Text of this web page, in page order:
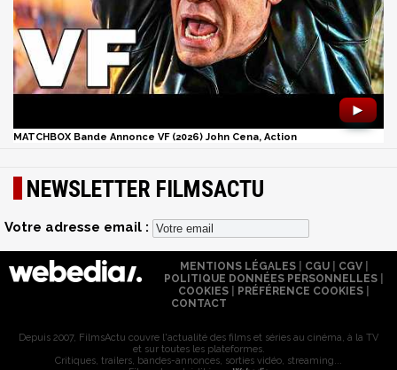
►
MATCHBOX Bande Annonce VF (2026) John Cena, Action
NEWSLETTER FILMSACTU
Votre adresse email :
MENTIONS LÉGALES| CGU| CGV|
POLITIQUE DONNÉES PERSONNELLES
COOKIES
PRÉFÉRENCE COOKIES
CONTACT
Depuis 2007, FilmsActu couvre l'actualité des films et séries au cinéma, à la TV
et sur toutes les plateformes.
Critiques, trailers, bandes-annonces, sorties vidéo, streaming...